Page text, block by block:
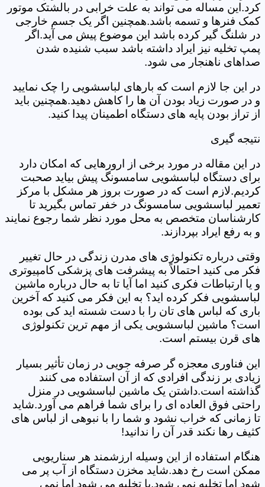
کرد.این مساله می تواند به علت خرابی در بالشتک موتور
کمک فنرها و تسمه باشد.همچنین اگر یک جسم خارجی
در شلنگ گیر کرده باشد این موضوع پیش می آید.اگر
پمپ تخلیه نیز ایراد داشته باشد سبب شنیده شدن
صداهای ناهنجار می شود.
در این جا لازم است که بارهای لباسشویی را چک نمایید
و در صورت زیاد بودن آن ها را کاهش دهید.همچنین باید
از تراز بودن پایه های دستگاه اطمینان پیدا کنید.
نتیجه گیری
در این مقاله در مورد برخی از ارورهایی که امکان دارد
برای دستگاه لباسشویی سامسونگ پیش بیاید صحبت
کردیم.لازم است که در صورت بروز هر مشکل با مرکز
تعمیر لباسشویی سامسونگ در خفر تماس بگیرید تا
کارشناسان متخصص به محل مورد نظر شما رجوع نمایند
و به رفع ایراد بپردازند.
وقتی درباره تکنولوژی های مدرن زندگی در حال تغییر
فکر می کنید احتمالاً به پیشرفت های پزشکی کامپیوتری
و یا ارتباطات فکری کنید اما آیا تا به حال درباره ماشین
لباسشویی فکر کرده اید؟ به این فکر می کنید که آخرین
باری که لباس های تان را با دست شسته اید کی بوده
است؟ ماشین لباسشویی یکی از مهم ترین تکنولوژی
های قرن بیستم است.
این فناوری معجزه گر صرفه جویی در زمان تأثیر بسیار
زیادی بر زندگی افرادی که از آن استفاده می کنند
گذاشته است.داشتن یک ماشین لباسشویی در منزل
راحتی فوق العاده ای را برای شما فراهم می آورد.شاید
تا زمانی که خراب نشود و شما را با نبوهی از لباس های
کثیف رها نکند قدر آن را ندانید!
هنگام استفاده از این وسیله ارزشمند هر سناریویی
ممکن است رخ دهد.شاید مخزن دستگاه از آب پر می
شود اما تخلیه نمی شود.یا تخلیه می شود اما نمی